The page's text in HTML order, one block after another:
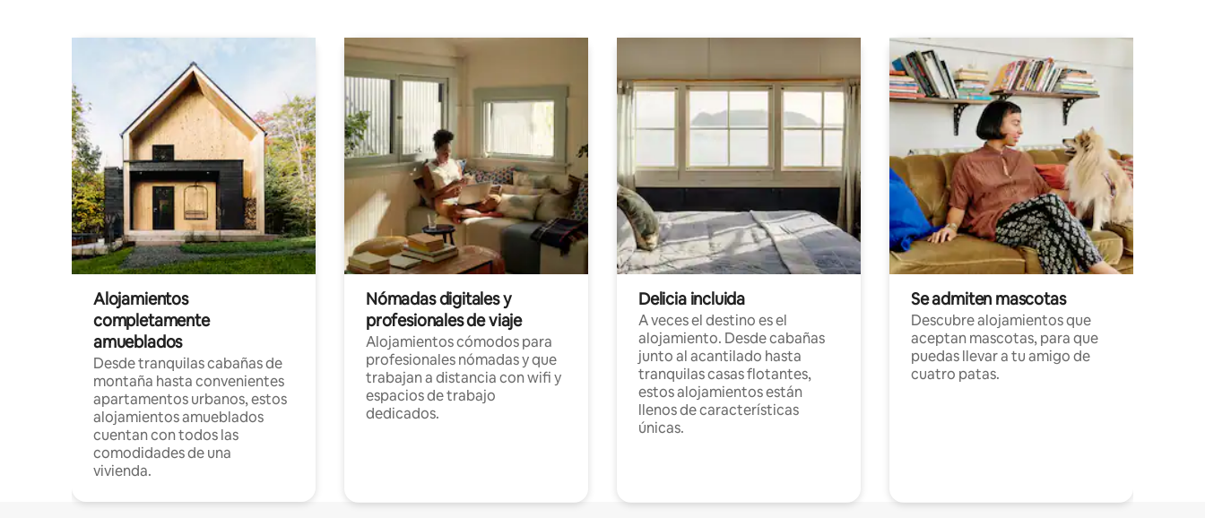
Alojamientos
completamente
amueblados
Desde tranquilas cabañas de
montaña hasta convenientes
apartamentos urbanos, estos
alojamientos amueblados
cuentan con todos las
comodidades de una
vivienda.
Nómadas digitales y
profesionales de viaje
Alojamientos cómodos para
profesionales nómadas y que
trabajan a distancia con wifi y
espacios de trabajo
dedicados.
Delicia incluida
A veces el destino es el
alojamiento. Desde cabañas
junto al acantilado hasta
tranquilas casas flotantes,
estos alojamientos están
llenos de características
únicas.
Se admiten mascotas
Descubre alojamientos que
aceptan mascotas, para que
puedas llevar a tu amigo de
cuatro patas.